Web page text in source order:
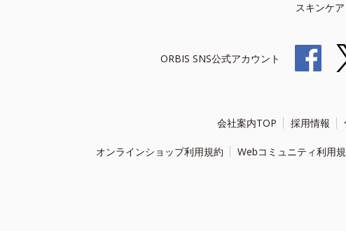
スキンケア
ORBIS SNS公式アカウント
会社案内TOP 採用情報
オンラインショップ利用規約 Webコミュニティ利用